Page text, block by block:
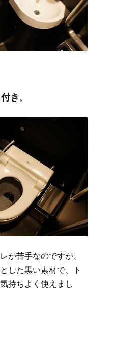
き 。
が苦手なのですが、
した黒い素材で、ト
持ちよく使えまし